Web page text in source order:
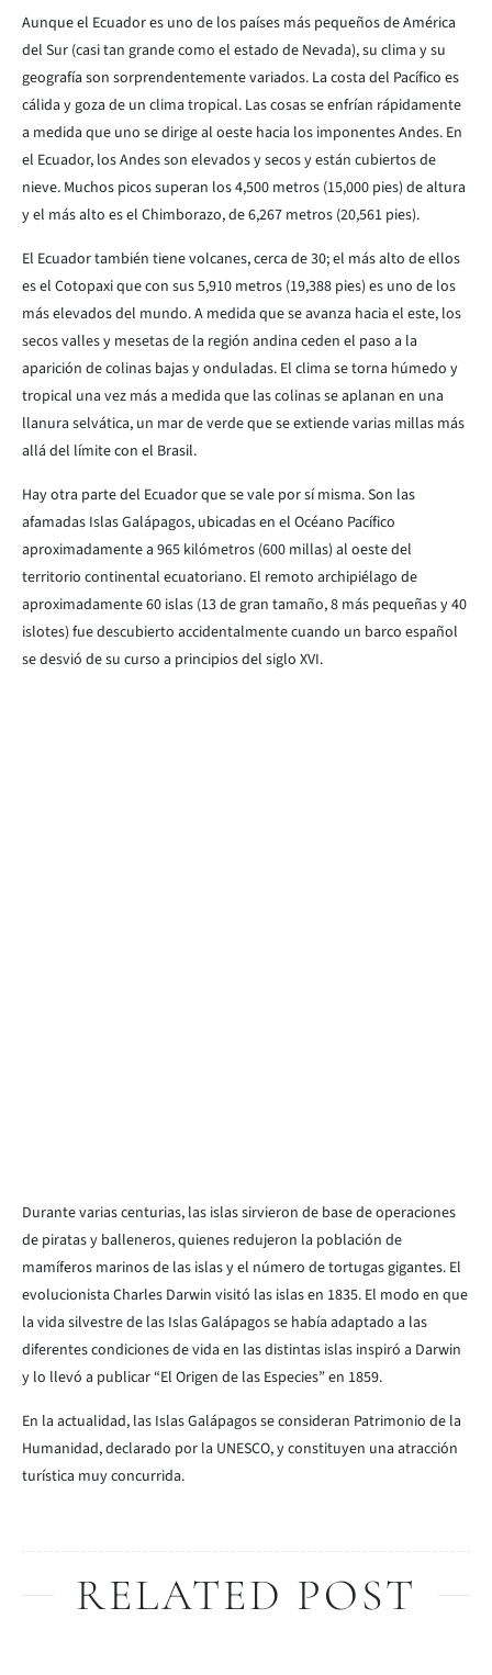
Aunque el Ecuador es uno de los países más pequeños de América
del Sur (casi tan grande como el estado de Nevada), su clima y su
geografía son sorprendentemente variados. La costa del Pacífico es
cálida y goza de un clima tropical. Las cosas se enfrían rápidamente
a medida que uno se dirige al oeste hacia los imponentes Andes. En
el Ecuador, los Andes son elevados y secos y están cubiertos de
nieve. Muchos picos superan los 4,500 metros (15,000 pies) de altura
y el más alto es el Chimborazo, de 6,267 metros (20,561 pies).
El Ecuador también tiene volcanes, cerca de 30; el más alto de ellos
es el Cotopaxi que con sus 5,910 metros (19,388 pies) es uno de los
más elevados del mundo. A medida que se avanza hacia el este, los
secos valles y mesetas de la región andina ceden el paso a la
aparición de colinas bajas y onduladas. El clima se torna húmedo y
tropical una vez más a medida que las colinas se aplanan en una
llanura selvática, un mar de verde que se extiende varias millas más
allá del límite con el Brasil.
Hay otra parte del Ecuador que se vale por sí misma. Son las
afamadas Islas Galápagos, ubicadas en el Océano Pacífico
aproximadamente a 965 kilómetros (600 millas) al oeste del
territorio continental ecuatoriano. El remoto archipiélago de
aproximadamente 60 islas (13 de gran tamaño, 8 más pequeñas y 40
islotes) fue descubierto accidentalmente cuando un barco español
se desvió de su curso a principios del siglo XVI.
Durante varias centurias, las islas sirvieron de base de operaciones
de piratas y balleneros, quienes redujeron la población de
mamíferos marinos de las islas y el número de tortugas gigantes. El
evolucionista Charles Darwin visitó las islas en 1835. El modo en que
la vida silvestre de las Islas Galápagos se había adaptado a las
diferentes condiciones de vida en las distintas islas inspiró a Darwin
y lo llevó a publicar “El Origen de las Especies” en 1859.
En la actualidad, las Islas Galápagos se consideran Patrimonio de la
Humanidad, declarado por la UNESCO, y constituyen una atracción
turística muy concurrida.
RELATED POST